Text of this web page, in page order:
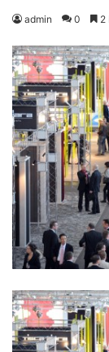
admin 0 2